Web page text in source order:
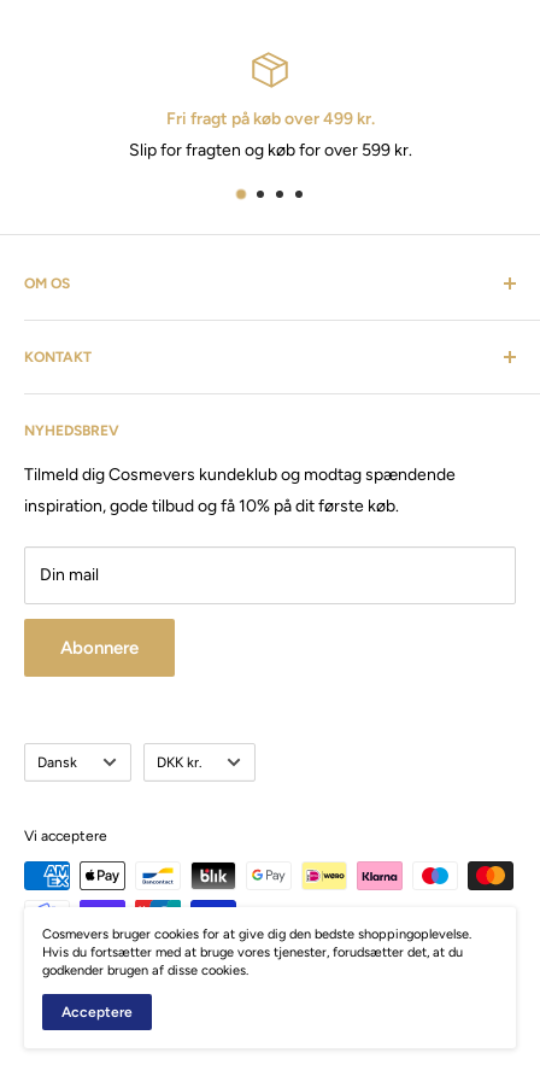
Fri fragt på køb over 499 kr.
Slip for fragten og køb for over 599 kr.
OM OS
Cosmevers er et kosmetisk univers. Hvor du som kunde kan
finde alt fra frisørartikler, barberudstyr, personlig pleje,
inventar & listen fortsætter. Cosmevers er etableret i 2020, vi
har siden da solgt produkter og maskiner, til både privat &
Besøg vores store butik / showroom i Brabrand.
NYHEDSBREV
Tilmeld dig Cosmevers kundeklub og modtag spændende
inspiration, gode tilbud og få 10% på dit første køb.
Din mail
Abonnere
KONTAKT
Kundeservice: tlf:26 20 40 76
CVR: 41 50 56 21
Sprog
Dansk Valuta
DKK kr.
Vi acceptere
© Cosmevers
Drevet af Zormati.dk
Cosmevers bruger cookies for at give dig den bedste shoppingoplevelse.
Hvis du fortsætter med at bruge vores tjenester, forudsætter det, at du
godkender brugen af disse cookies.
Acceptere